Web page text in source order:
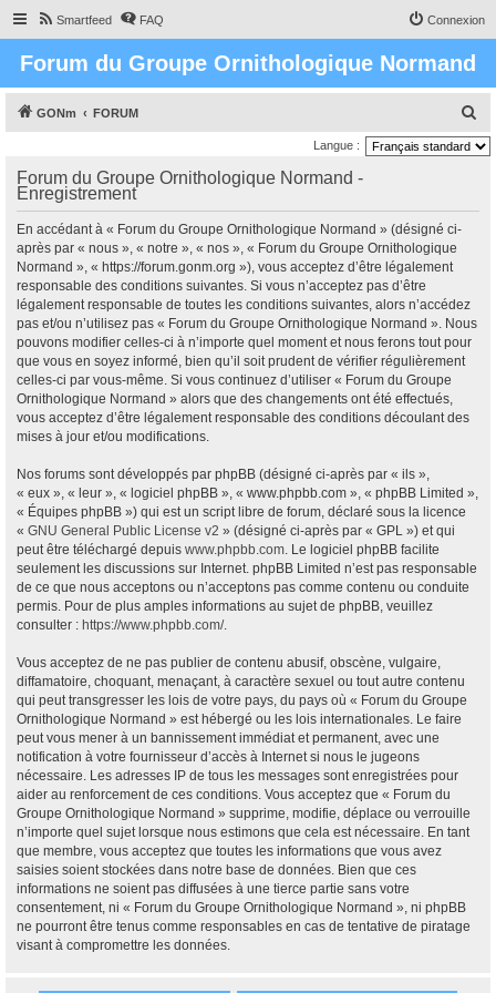
Smartfeed FAQ Connexion
Forum du Groupe Ornithologique Normand
GONm FORUM
e
Langue :
Forum du Groupe Ornithologique Normand -
Enregistrement
En accédant à « Forum du Groupe Ornithologique Normand » (désigné ci-
après par « nous », « notre », « nos », « Forum du Groupe Ornithologique
Normand », « https://forum.gonm.org »), vous acceptez d’être légalement
responsable des conditions suivantes. Si vous n’acceptez pas d’être
légalement responsable de toutes les conditions suivantes, alors n’accédez
pas et/ou n’utilisez pas « Forum du Groupe Ornithologique Normand ». Nous
pouvons modifier celles-ci à n’importe quel moment et nous ferons tout pour
que vous en soyez informé, bien qu’il soit prudent de vérifier régulièrement
celles-ci par vous-même. Si vous continuez d’utiliser « Forum du Groupe
Ornithologique Normand » alors que des changements ont été effectués,
vous acceptez d’être légalement responsable des conditions découlant des
mises à jour et/ou modifications.
Nos forums sont développés par phpBB (désigné ci-après par « ils »,
« eux », « leur », « logiciel phpBB », « www.phpbb.com », « phpBB Limited »,
« Équipes phpBB ») qui est un script libre de forum, déclaré sous la licence
« GNU General Public License v2 » (désigné ci-après par « GPL ») et qui
peut être téléchargé depuis www.phpbb.com. Le logiciel phpBB facilite
seulement les discussions sur Internet. phpBB Limited n’est pas responsable
de ce que nous acceptons ou n’acceptons pas comme contenu ou conduite
permis. Pour de plus amples informations au sujet de phpBB, veuillez
consulter : https://www.phpbb.com/.
Vous acceptez de ne pas publier de contenu abusif, obscène, vulgaire,
diffamatoire, choquant, menaçant, à caractère sexuel ou tout autre contenu
qui peut transgresser les lois de votre pays, du pays où « Forum du Groupe
Ornithologique Normand » est hébergé ou les lois internationales. Le faire
peut vous mener à un bannissement immédiat et permanent, avec une
notification à votre fournisseur d’accès à Internet si nous le jugeons
nécessaire. Les adresses IP de tous les messages sont enregistrées pour
aider au renforcement de ces conditions. Vous acceptez que « Forum du
Groupe Ornithologique Normand » supprime, modifie, déplace ou verrouille
n’importe quel sujet lorsque nous estimons que cela est nécessaire. En tant
que membre, vous acceptez que toutes les informations que vous avez
saisies soient stockées dans notre base de données. Bien que ces
informations ne soient pas diffusées à une tierce partie sans votre
consentement, ni « Forum du Groupe Ornithologique Normand », ni phpBB
ne pourront être tenus comme responsables en cas de tentative de piratage
visant à compromettre les données.